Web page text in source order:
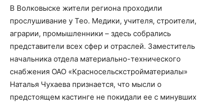
В Волковыске жители региона проходили
прослушивание у Тео. Медики, учителя, строители,
аграрии, промышленники – здесь собрались
представители всех сфер и отраслей. Заместитель
начальника отдела материально-технического
снабжения ОАО «Красносельскстройматериалы»
Наталья Чухаева признается, что мысли о
предстоящем кастинге не покидали ее с минувших